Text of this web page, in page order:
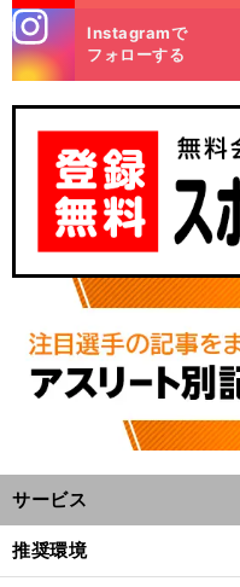
m
Instagramで
フォローする
サービス
推奨環境